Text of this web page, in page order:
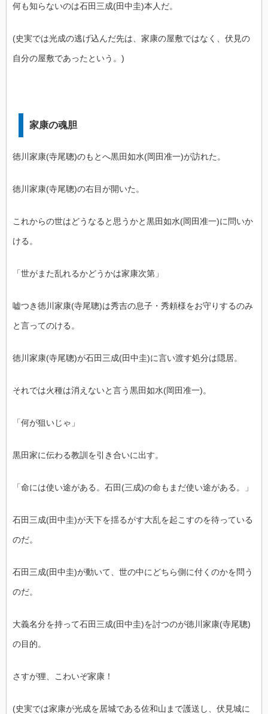
何も知らないのは石田三成(田中圭)本人だ。
(史実では光成の逃げ込んだ先は、家康の屋敷ではなく、伏見の
自分の屋敷であったという。)
家康の魂胆
徳川家康(寺尾聰)のもとへ黒田如水(岡田准一)が訪れた。
徳川家康(寺尾聰)の右目が開いた。
これからの世はどうなると思うかと黒田如水(岡田准一)に問いか
ける。
「世がまた乱れるかどうかは家康次第」
嘘つき徳川家康(寺尾聰)は秀吉の息子・秀頼様をお守りするのみ
と言ってのける。
徳川家康(寺尾聰)が石田三成(田中圭)に言い渡す処分は隠居。
それでは火種は消えないと言う黒田如水(岡田准一)。
「何が狙いじゃ」
黒田家に伝わる教訓を引き合いに出す。
「命には使い途がある。石田(三成)の命もまだ使い途がある。」
石田三成(田中圭)が天下を揺るがす大乱を起こすのを待っている
のだ。
石田三成(田中圭)が動いて、世の中にどちら側に付くのかを問う
のだ。
大義名分を持って石田三成(田中圭)を討つのが徳川家康(寺尾聰)
の目的。
さすが狸、こわいぞ家康！
(史実では家康が光成を居城である佐和山まで護送し、伏見城に